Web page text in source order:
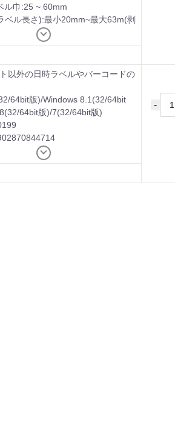
ル巾:25 ~ 60mm
ベル長さ):最小20mm~最大63m(剥
ラベル使用時
以外の日時ラベルやバーコードの
64bit版)/Windows 8.1(32/64bit
64bit版)/7(32/64bit版)
-